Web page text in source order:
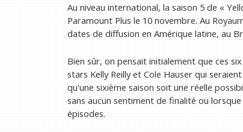
Au niveau international, la saison 5 de «
Paramount Plus le 10 novembre. Au
dates de diffusion en Amérique latine, au
Bien sûr, on pensait initialement que ces
stars Kelly Reilly et Cole Hauser qui
qu'une sixième saison soit une réelle
sans aucun sentiment de finalité ou
épisodes.